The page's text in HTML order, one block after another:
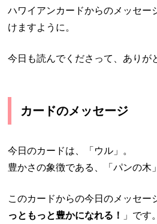
ハワイアンカードからのメッセー
けますように。
今日も読んでくださって、ありが
カードのメッセージ
今日のカードは、「ウル」。
豊かさの象徴である、「パンの木
このカードからの今日のメッセー
っともっと豊かになれる！
」 です。